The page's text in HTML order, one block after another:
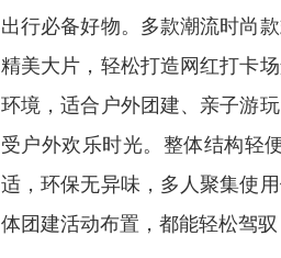
出行必备好物。多款潮流时尚
精美大片，轻松打造网红打卡
环境，适合户外团建、亲子游
受户外欢乐时光。整体结构轻
适，环保无异味，多人聚集使
体团建活动布置，都能轻松驾